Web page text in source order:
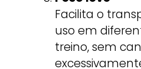
Facilita o
uso em
treino, sem